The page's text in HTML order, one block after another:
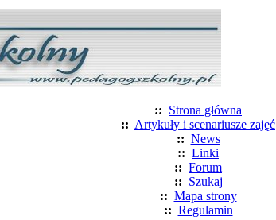
:: Strona główna
:: Artykuły i scenariusze zajęć
:: News
:: Linki
:: Forum
:: Szukaj
:: Mapa strony
:: Regulamin